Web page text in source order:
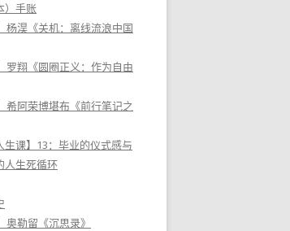
）手账
杨淏《关机：离线流浪中国
罗翔《圆圈正义：作为自由
希阿荣博堪布《前行笔记之
生课】13：毕业的仪式感与
人生死循环
奥勒留《沉思录》